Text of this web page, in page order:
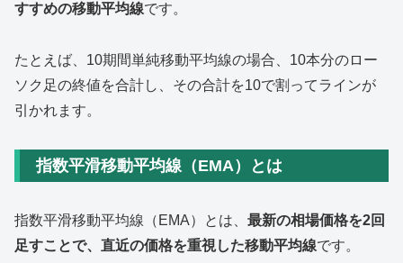
すすめの移動平均線です。
たとえば、10期間単純移動平均線の場合、10本分のロー
ソク足の終値を合計し、その合計を10で割ってラインが
引かれます。
指数平滑移動平均線（EMA）とは
指数平滑移動平均線（EMA）とは、 最新の相場価格を2回
足すことで、直近の価格を重視した移動平均線です。